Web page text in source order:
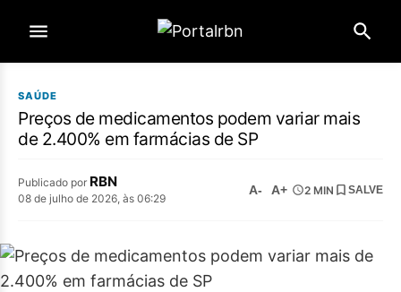
SAÚDE
Preços de medicamentos podem variar mais
de 2.400% em farmácias de SP
Publicado por RBN
08 de julho de 2026, às 06:29
A- A+ 2 MIN SALVE